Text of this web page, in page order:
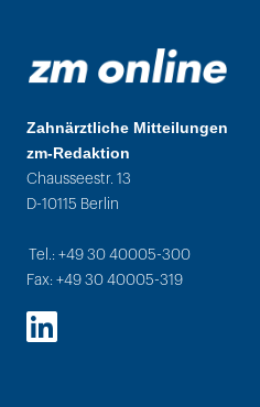
Zahnärztliche Mitteilungen
zm-Redaktion
Chausseestr. 13
D-10115 Berlin
Tel.: +49 30 40005-300
Fax: +49 30 40005-319
LinkedIn